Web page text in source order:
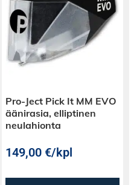
Pro-Ject Pick It MM EVO
äänirasia, elliptinen
neulahionta
149,00€/kpl